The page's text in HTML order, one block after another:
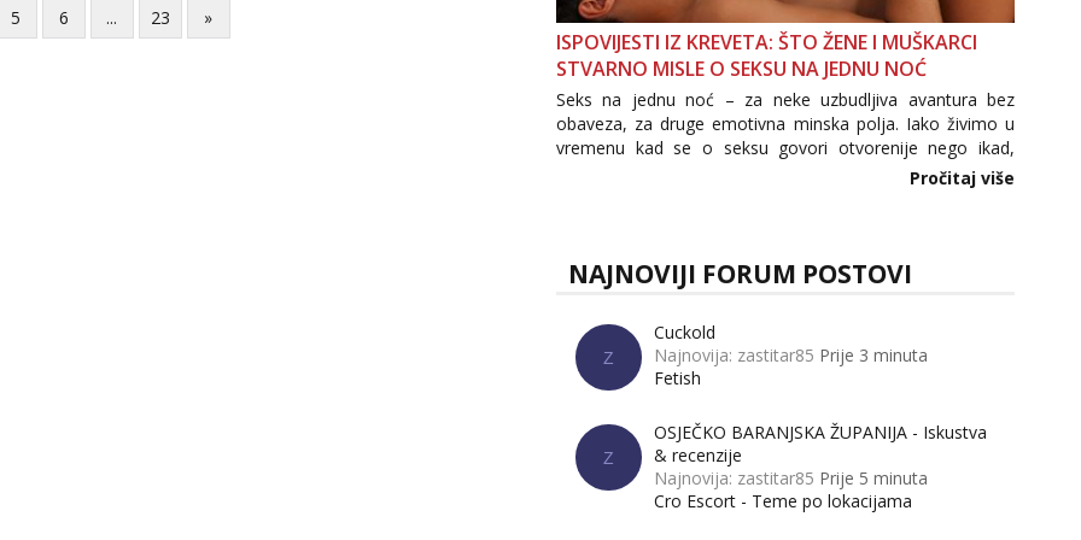
5 6 ... 23 »
ISPOVIJESTI IZ KREVETA: ŠTO ŽENE I MUŠKARCI
STVARNO MISLE O SEKSU NA JEDNU NOĆ
Seks na jednu noć – za neke uzbudljiva avantura bez
obaveza, za druge emotivna minska polja. Iako živimo u
vremenu kad se o seksu govori otvorenije nego ikad,
tema „jedne noći strasti“ i dalje izaziva burne rasprave. Što
Pročitaj više
NAJNOVIJI FORUM POSTOVI
Z
Cuckold
Najnovija: zastitar85 Prije 3 minuta
Fetish
Z
OSJEČKO BARANJSKA ŽUPANIJA - Iskustva
& recenzije
Najnovija: zastitar85 Prije 5 minuta
Cro Escort - Teme po lokacijama